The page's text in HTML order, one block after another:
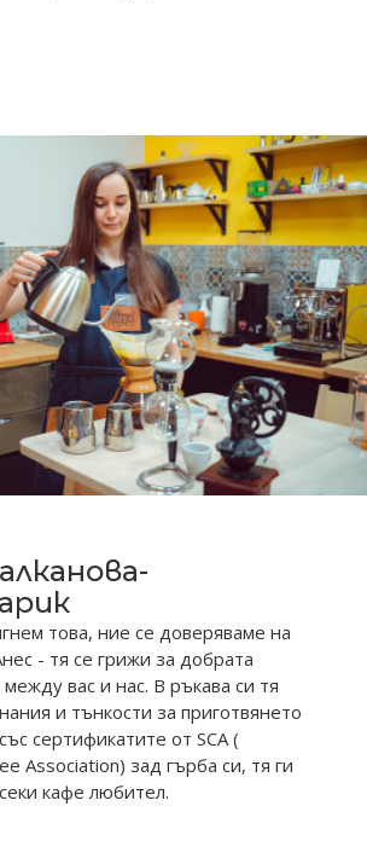
това, ние се доверяваме на
- тя се грижи за добрата
вас и нас. В ръкава си тя
и тънкости за приготвянето
сертификатите от SCA (
Association) зад гърба си, тя ги
кафе любител.